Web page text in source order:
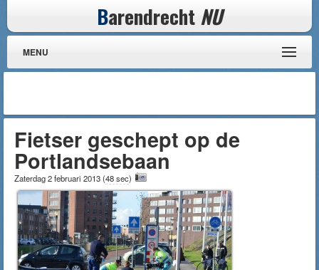
Barendrecht NU
MENU
Fietser geschept op de
Portlandsebaan
Zaterdag 2 februari 2013(48 sec)